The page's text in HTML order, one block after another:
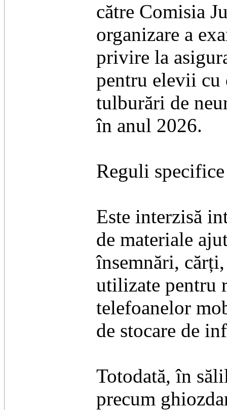
către Comisia
organizare a
privire la
pentru elevii cu
tulburări de
în anul 2026.
Reguli specifice
Este interzisă
de materiale
însemnări,
utilizate pentru
telefoanelor
de stocare de
Totodată, în
precum